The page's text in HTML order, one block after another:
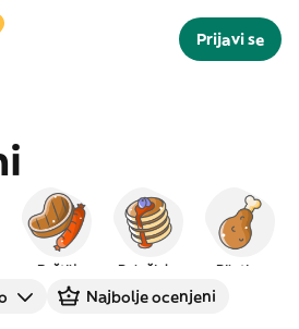
Prijavi se
Roštilj Palačinke Piletina
Najbolje ocenjeni